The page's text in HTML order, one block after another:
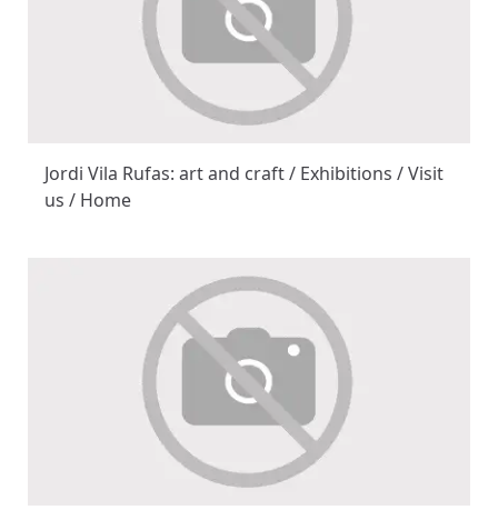
Jordi Vila Rufas: art and craft / Exhibitions / Visit
us / Home